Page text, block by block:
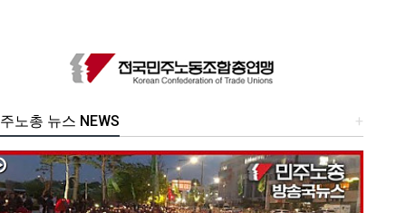
+
노총 뉴스 NEWS